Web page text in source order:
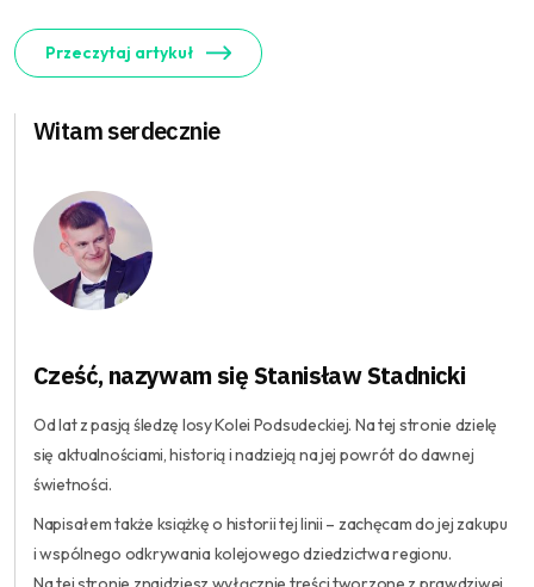
Przeczytaj artykuł
Witam serdecznie
Cześć, nazywam się Stanisław Stadnicki
Od lat z pasją śledzę losy Kolei Podsudeckiej. Na tej stronie dzielę
się aktualnościami, historią i nadzieją na jej powrót do dawnej
świetności.
Napisałem także książkę o historii tej linii – zachęcam do jej zakupu
i wspólnego odkrywania kolejowego dziedzictwa regionu.